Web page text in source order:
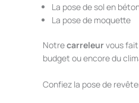
La pose de sol en
La pose de moquette
Notrecarreleurvous
budget ou encore du
Confiez la pose de